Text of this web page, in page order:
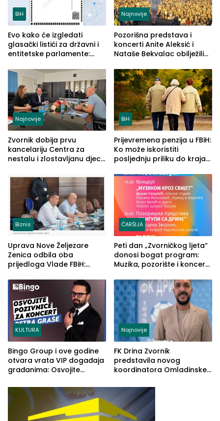
BiH
Evo kako će izgledati
glasački listići za državni i
entitetske parlamente:
vidljive na njima
Najnovije
Pozorišna predstava i
koncerti Anite Aleksić i
Nataše Bekvalac obilježili
ljeta (FOTO)
Najnovije
Zvornik dobija prvu
kancelariju Centra za
nestalu i zlostavljanu djecu
BiH
Prijevremena penzija u FBiH:
Ko može iskoristiti
posljednju priliku do kraja
Biznis
Uprava Nove Željezare
Zenica odbila oba
prijedloga Vlade FBiH:
rješenje
ČARŠIJA
Peti dan „Zvorničkog ljeta“
donosi bogat program:
Muzika, pozorište i koncert
KULTURA
Bingo Group i ove godine
otvara vrata VIP događaja
građanima: Osvojite
Graše
Najnovije
FK Drina Zvornik
predstavila novog
koordinatora Omladinske